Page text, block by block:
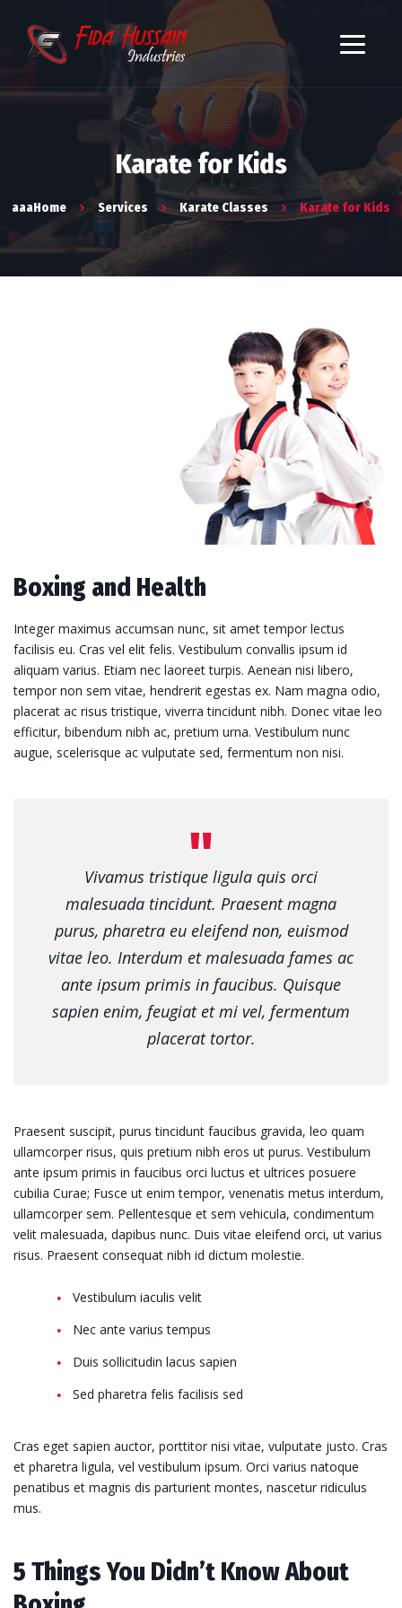
Karate for Kids
aaaHome Services Karate Classes Karate for Kids
Boxing and Health
Integer maximus accumsan nunc, sit amet tempor lectus
facilisis eu. Cras vel elit felis. Vestibulum convallis ipsum id
aliquam varius. Etiam nec laoreet turpis. Aenean nisi libero,
tempor non sem vitae, hendrerit egestas ex. Nam magna odio,
placerat ac risus tristique, viverra tincidunt nibh. Donec vitae leo
efficitur, bibendum nibh ac, pretium urna. Vestibulum nunc
augue, scelerisque ac vulputate sed, fermentum non nisi.
Vivamus tristique ligula quis orci
malesuada tincidunt. Praesent magna
purus, pharetra eu eleifend non, euismod
vitae leo. Interdum et malesuada fames ac
ante ipsum primis in faucibus. Quisque
sapien enim, feugiat et mi vel, fermentum
placerat tortor.
Praesent suscipit, purus tincidunt faucibus gravida, leo quam
ullamcorper risus, quis pretium nibh eros ut purus. Vestibulum
ante ipsum primis in faucibus orci luctus et ultrices posuere
cubilia Curae; Fusce ut enim tempor, venenatis metus interdum,
ullamcorper sem. Pellentesque et sem vehicula, condimentum
velit malesuada, dapibus nunc. Duis vitae eleifend orci, ut varius
risus. Praesent consequat nibh id dictum molestie.
Vestibulum iaculis velit
Nec ante varius tempus
Duis sollicitudin lacus sapien
Sed pharetra felis facilisis sed
Cras eget sapien auctor, porttitor nisi vitae, vulputate justo. Cras
et pharetra ligula, vel vestibulum ipsum. Orci varius natoque
penatibus et magnis dis parturient montes, nascetur ridiculus
mus.
5 Things You Didn’t Know About